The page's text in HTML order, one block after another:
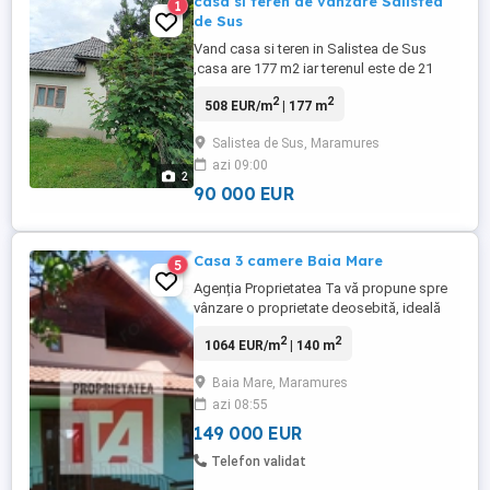
2
1
de Sus
Vand casa si teren in Salistea de Sus
,casa are 177 m2 iar terenul este de 21
negociabil. Pentru contact la telefon . Rog
508 EUR/m2| 177 m2
Salistea de Sus, Maramures
azi 09:00
90 000 EUR
5 Casa 3 camere Baia Mare
Agenția Proprietatea Ta vă propune spre
vânzare o proprietate deosebită, ideală
comerciale, situată în Baia Mare, în zona
accesibilă, bine conectată și cu vad
excelent. Această proprietate se remarcă
prin suprafața ...
1064 EUR/m2| 140 m2
Baia Mare, Maramures
azi 08:55
149 000 EUR
Telefon validat